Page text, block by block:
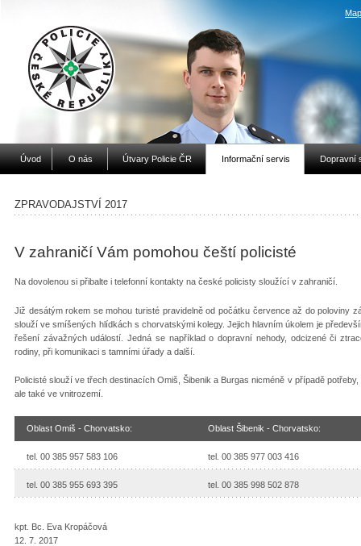
Úvod O nás Útvary Policie ČR Informační servis Dopravní
ZPRAVODAJSTVÍ 2017
V zahraničí Vám pomohou čeští policisté
Na dovolenou si přibalte i telefonní kontakty na české policisty sloužící v zahraničí.
Již desátým rokem se mohou turisté pravidelně od počátku července až do poloviny
slouží ve smíšených hlídkách s chorvatskými kolegy. Jejich hlavním úkolem je
řešení závažných událostí. Jedná se například o dopravní nehody, odcizené či
rodiny, při komunikaci s tamními úřady a další.
Policisté slouží ve třech destinacích Omiš, Šibenik a Burgas nicméně v případě
ale také ve vnitrozemí.
Oblast Omiš - Chorvatsko: Oblast Šibenik - Chorvatsko:
tel. 00 385 957 583 106 tel. 00 385 977 003 416
tel. 00 385 955 693 395 tel. 00 385 998 502 878
kpt. Bc. Eva Kropáčová
12. 7. 2017